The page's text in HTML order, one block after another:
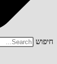
חיפוש